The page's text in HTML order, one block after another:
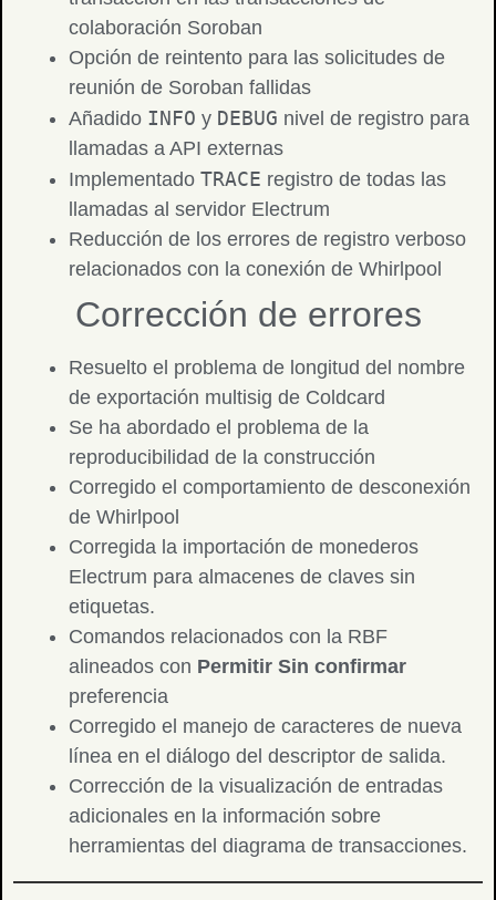
colaboración Soroban
Opción de reintento para las solicitudes de
reunión de Soroban fallidas
Añadido INFO y DEBUG nivel de registro para
llamadas a API externas
Implementado TRACE registro de todas las
llamadas al servidor Electrum
Reducción de los errores de registro verboso
relacionados con la conexión de Whirlpool
Corrección de errores
Resuelto el problema de longitud del nombre
de exportación multisig de Coldcard
Se ha abordado el problema de la
reproducibilidad de la construcción
Corregido el comportamiento de desconexión
de Whirlpool
Corregida la importación de monederos
Electrum para almacenes de claves sin
etiquetas.
Comandos relacionados con la RBF
alineados con Permitir Sin confirmar
preferencia
Corregido el manejo de caracteres de nueva
línea en el diálogo del descriptor de salida.
Corrección de la visualización de entradas
adicionales en la información sobre
herramientas del diagrama de transacciones.